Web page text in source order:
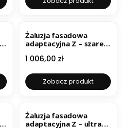
Żaluzja fasadowa
adaptacyjna Z – szare
Cena
1 006,00 zł
Zobacz produkt
Żaluzja fasadowa
adaptacyjna Z – ultra